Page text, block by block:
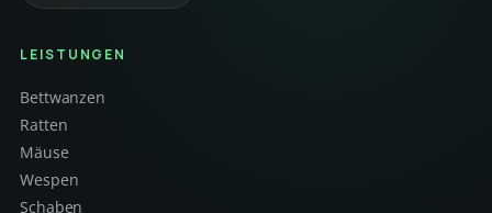
LEISTUNGEN
Bettwanzen
Ratten
Mäuse
Wespen
Schaben